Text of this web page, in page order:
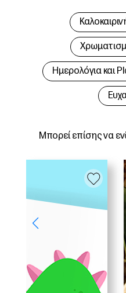
Μπορεί επίσης να
Hμερολόγια και